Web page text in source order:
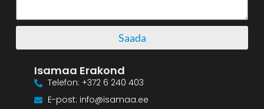
Saada
Isamaa Erakond
Telefon: +372 6 240 403
E-post: info@isamaa.ee